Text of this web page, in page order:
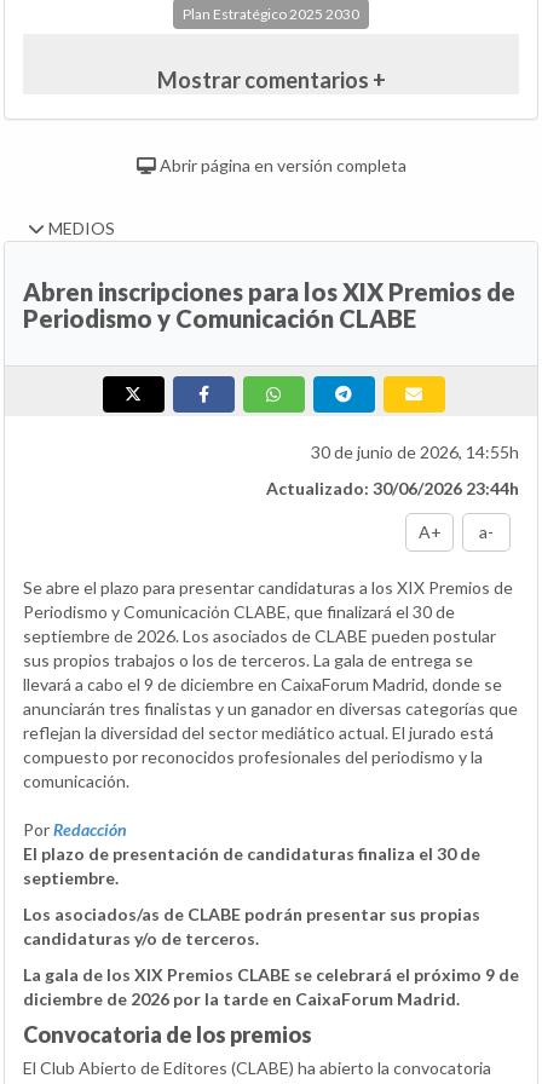
Plan Estratégico 2025 2030
Mostrar comentarios +
Abrir página en versión completa
MEDIOS
Abren inscripciones para los XIX Premios de
Periodismo y Comunicación CLABE
30 de junio de 2026, 14:55h
Actualizado: 30/06/2026 23:44h
A+ a-
Se abre el plazo para presentar candidaturas a los XIX Premios de
Periodismo y Comunicación CLABE, que finalizará el 30 de
septiembre de 2026. Los asociados de CLABE pueden postular
sus propios trabajos o los de terceros. La gala de entrega se
llevará a cabo el 9 de diciembre en CaixaForum Madrid, donde se
anunciarán tres finalistas y un ganador en diversas categorías que
reflejan la diversidad del sector mediático actual. El jurado está
compuesto por reconocidos profesionales del periodismo y la
comunicación.
PorRedacción
El plazo de presentación de candidaturas finaliza el 30 de
septiembre.
Los asociados/as de CLABE podrán presentar sus propias
candidaturas y/o de terceros.
La gala de los XIX Premios CLABE se celebrará el próximo 9 de
diciembre de 2026 por la tarde en CaixaForum Madrid.
Convocatoria de los premios
El Club Abierto de Editores (CLABE) ha abierto la convocatoria